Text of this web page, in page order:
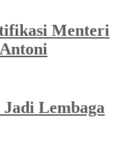
Menteri
Lembaga